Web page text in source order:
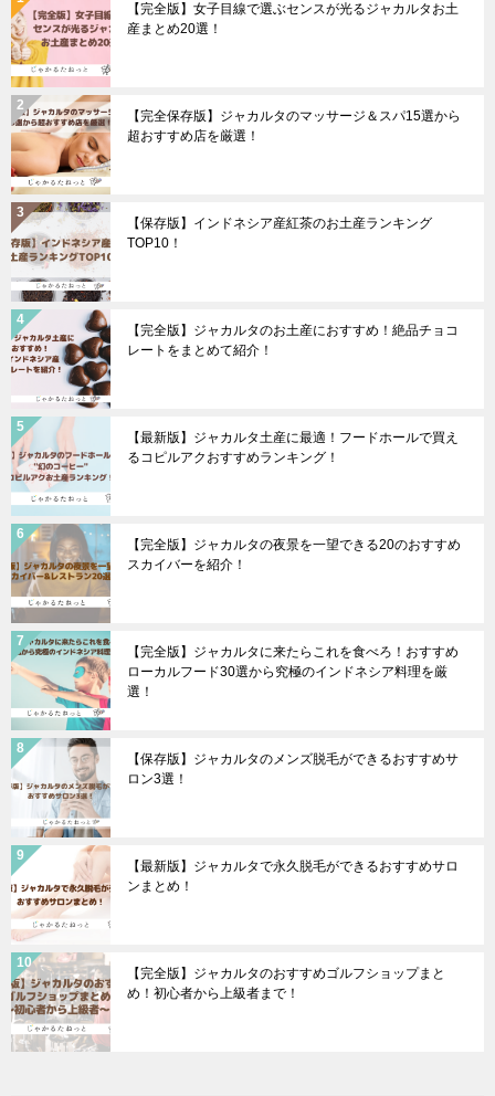
【完全版】女子目線で選ぶセンスが光るジャカルタお土
産まとめ20選！
【完全保存版】ジャカルタのマッサージ＆スパ15選から
超おすすめ店を厳選！
【保存版】インドネシア産紅茶のお土産ランキング
TOP10！
【完全版】ジャカルタのお土産におすすめ！絶品チョコ
レートをまとめて紹介！
【最新版】ジャカルタ土産に最適！フードホールで買え
るコピルアクおすすめランキング！
【完全版】ジャカルタの夜景を一望できる20のおすすめ
スカイバーを紹介！
【完全版】ジャカルタに来たらこれを食べろ！おすすめ
ローカルフード30選から究極のインドネシア料理を厳
選！
【保存版】ジャカルタのメンズ脱毛ができるおすすめサ
ロン3選！
【最新版】ジャカルタで永久脱毛ができるおすすめサロ
ンまとめ！
【完全版】ジャカルタのおすすめゴルフショップまと
め！初心者から上級者まで！